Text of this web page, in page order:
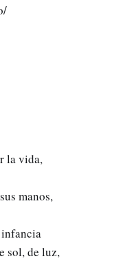
la vida,
manos,
infancia
sol, de luz,